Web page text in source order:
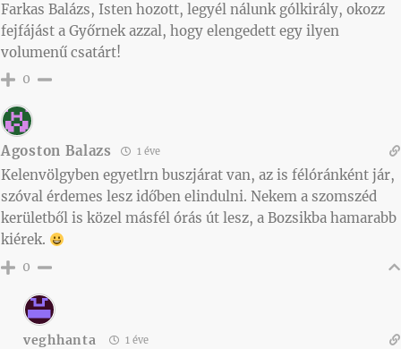
Farkas Balázs, Isten hozott, legyél nálunk gólkirály, okozz
fejfájást a Győrnek azzal, hogy elengedett egy ilyen
volumenű csatárt!
0
Agoston Balazs 1 éve
Kelenvölgyben egyetlrn buszjárat van, az is félóránként jár,
szóval érdemes lesz időben elindulni. Nekem a szomszéd
kerületből is közel másfél órás út lesz, a Bozsikba hamarabb
kiérek.
0
veghhanta 1 éve